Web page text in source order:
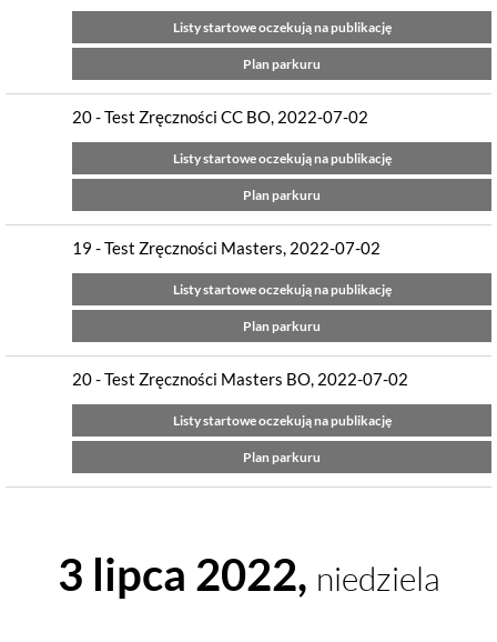
Listy startowe oczekują na publikację
Plan parkuru
20 - Test Zręczności CC BO, 2022-07-02
Listy startowe oczekują na publikację
Plan parkuru
19 - Test Zręczności Masters, 2022-07-02
Listy startowe oczekują na publikację
Plan parkuru
20 - Test Zręczności Masters BO, 2022-07-02
Listy startowe oczekują na publikację
Plan parkuru
3 lipca 2022, niedziela